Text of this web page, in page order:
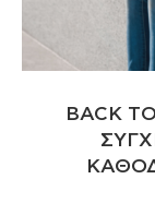
BACK